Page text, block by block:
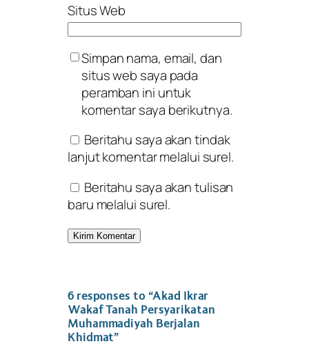
Situs Web
Simpan nama, email, dan
situs web saya pada
peramban ini untuk
komentar saya berikutnya.
Beritahu saya akan tindak
lanjut komentar melalui surel.
Beritahu saya akan tulisan
baru melalui surel.
6 responses to “Akad Ikrar
Wakaf Tanah Persyarikatan
Muhammadiyah Berjalan
Khidmat”